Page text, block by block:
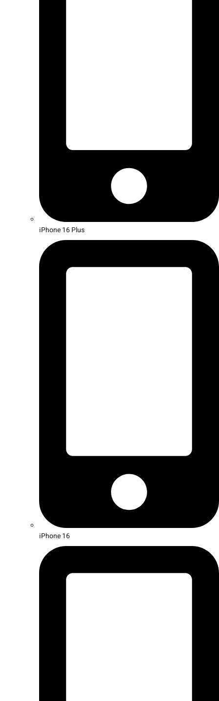
iPhone 16 Plus
iPhone 16